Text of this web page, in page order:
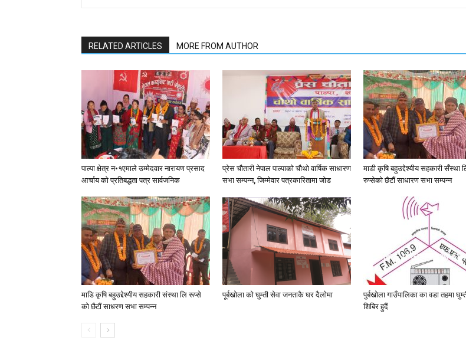
RELATED ARTICLES MORE FROM AUTHOR
पाल्पा क्षेत्र न•१एमाले उम्मेदवार नारायण प्रसाद
आर्चाय काे प्रतिबद्धता पत्र सार्वजनिक
प्रेस चौतारी नेपाल पाल्पाको चौथो वार्षिक साधारण
सभा सम्पन्न, जिम्मेवार पत्रकारितामा जोड
माडी कृषि बहुउद्देश्यीय सहकारी सँस्था
रुप्सेको छैटाैं साधारण सभा सम्पन्न
माडि कृषि बहुउद्देश्यीय सहकारी संस्था लि रूप्से
काे छैटाैं साधरण सभा सम्पन्न
पूर्बखाेला काे घुम्ती सेवा जनताकै घर दैलाेमा
पुर्बखाेला गाउँपालिका का वडा तहमा
शिबिर हुदैं